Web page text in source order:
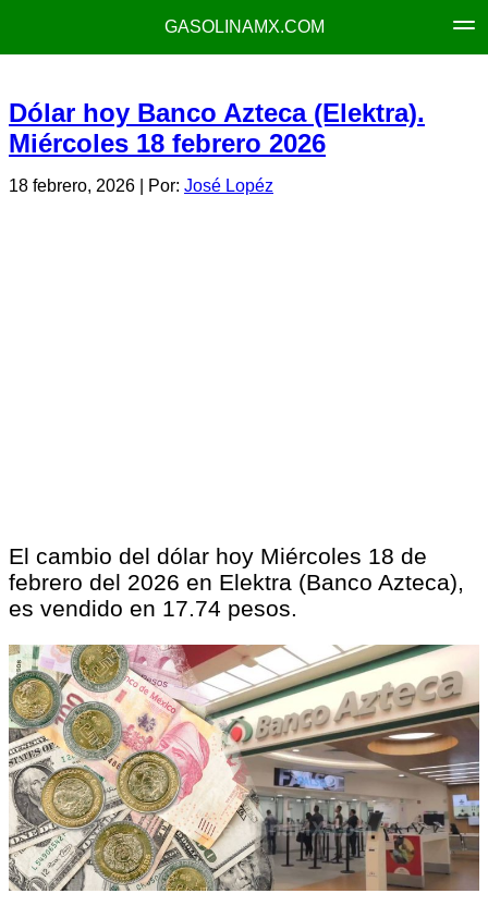
GASOLINAMX.COM
Dólar hoy Banco Azteca (Elektra).
Miércoles 18 febrero 2026
18 febrero, 2026 | Por: José Lopéz
El cambio del dólar hoy Miércoles 18 de
febrero del 2026 en Elektra (Banco Azteca),
es vendido en 17.74 pesos.